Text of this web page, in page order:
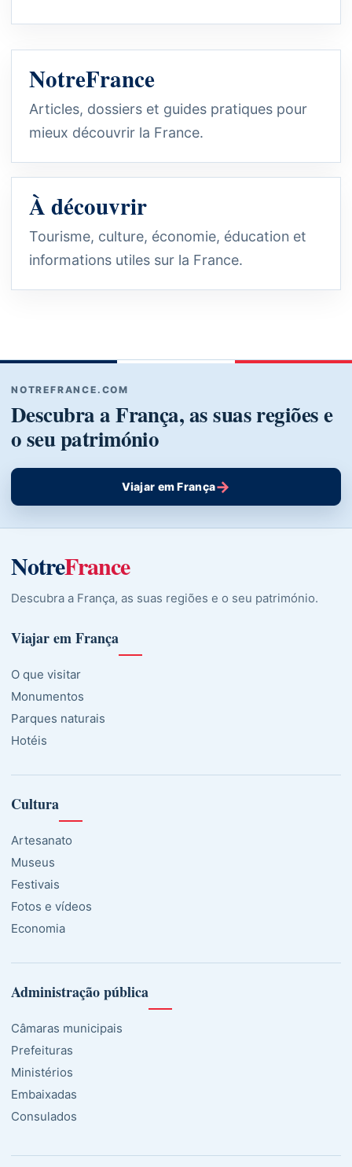
NotreFrance
Articles, dossiers et guides pratiques pour
mieux découvrir la France.
À découvrir
Tourisme, culture, économie, éducation et
informations utiles sur la France.
NOTREFRANCE.COM
Descubra a França, as suas regiões e
o seu património
Viajar em França→
NotreFrance
Descubra a França, as suas regiões e o seu património.
Viajar em França
O que visitar
Monumentos
Parques naturais
Hotéis
Cultura
Artesanato
Museus
Festivais
Fotos e vídeos
Economia
Administração pública
Câmaras municipais
Prefeituras
Ministérios
Embaixadas
Consulados